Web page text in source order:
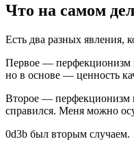
Что на самом
Есть два разных явления,
Первое — перфекционизм
но в основе — ценность
Второе — перфекционизм
справился. Меня можно
0d3b был вторым случаем.